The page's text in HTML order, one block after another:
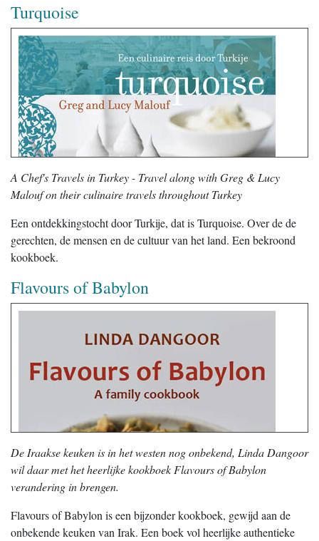
Turquoise
A Chef's Travels in Turkey - Travel along with Greg & Lucy
Malouf on their culinaire travels throughout Turkey
Een ontdekkingstocht door Turkije, dat is Turquoise. Over de de
gerechten, de mensen en de cultuur van het land. Een bekroond
kookboek.
Flavours of Babylon
De Iraakse keuken is in het westen nog onbekend, Linda Dangoor
wil daar met het heerlijke kookboek Flavours of Babylon
verandering in brengen.
Flavours of Babylon is een bijzonder kookboek, gewijd aan de
onbekende keuken van Irak. Een boek vol heerlijke authentieke